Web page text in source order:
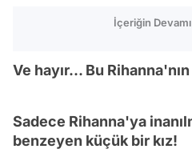
İçeriğin Devamı
Ve hayır... Bu
Sadece Rihanna'ya
benzeyen küçük bir kız!